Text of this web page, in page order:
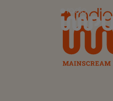
Radio Impuls